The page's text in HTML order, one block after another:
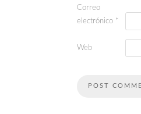
Correo
electrónico *
Web